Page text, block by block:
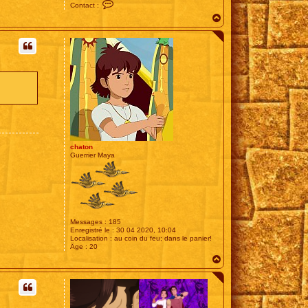
Contact :
t
c
t
r
E
t
e
a
u
chaton
Guerrier Maya
Messages : 185
Enregistré le : 30 04 2020, 10:04
Localisation : au coin du feu; dans le panier!
Âge : 20
a
u